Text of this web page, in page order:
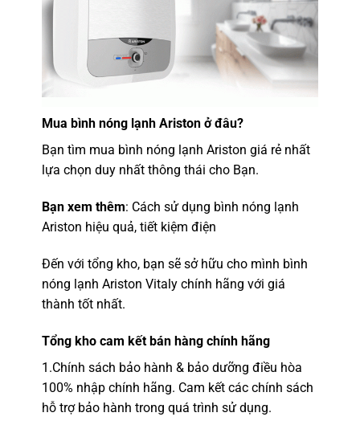
Mua bình nóng lạnh Aristonở đâu?
Bạn tìm mua bình nóng lạnh Ariston giá rẻ nhất
lựa chọn duy nhất thông thái cho Bạn.
Bạn xem thêm: Cách sử dụng bình nóng lạnh
Ariston hiệu quả, tiết kiệm điện
Đến với tổng kho, bạn sẽ sở hữu cho mình bình
nóng lạnh Ariston Vitaly chính hãng với giá
thành tốt nhất.
Tổng kho cam kết bán hàng chính hãng
1.Chính sách bảo hành & bảo dưỡng điều hòa
100% nhập chính hãng. Cam kết các chính sách
hỗ trợ bảo hành trong quá trình sử dụng.